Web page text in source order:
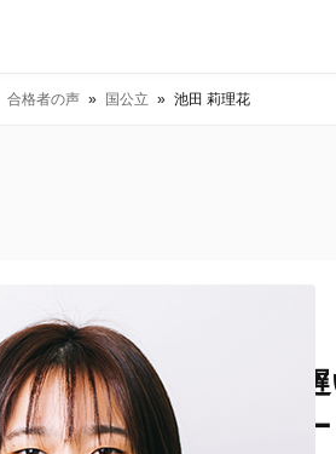
合格者の声 » 国公立 » 池田 莉理花